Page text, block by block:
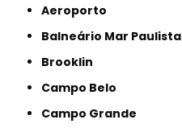
Aeroporto
Balneário Mar Paulista
Brooklin
Campo Belo
Campo Grande